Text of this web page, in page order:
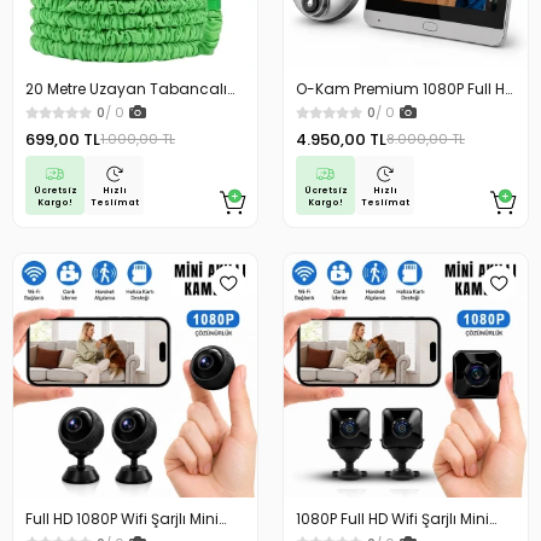
20 Metre Uzayan Tabancalı
Hortum Magic Hose Bahçe
Hortumu Sulama Hortumu
0/ 0
699,00 TL1.000,00 TL
Ücretsiz
Kargo!
Hızlı
Teslimat
O-Kam Premium 1080P Full HD
Kayıt Yapabilen Wifi Kameralı
Kapı Zili Görüntülü Kapı
Dürbünü Hareket Algılama İki
Yönlü Görüşme
0/ 0
4.950,00 TL8.000,00 TL
Ücretsiz
Kargo!
Hızlı
Teslimat
Full HD 1080P Wifi Şarjlı Mini
Güvenlik Kamerası Geniş Açılı
1080P Full HD Wifi Şarjlı Mini
Güvenlik Kamerası Geniş Açılı